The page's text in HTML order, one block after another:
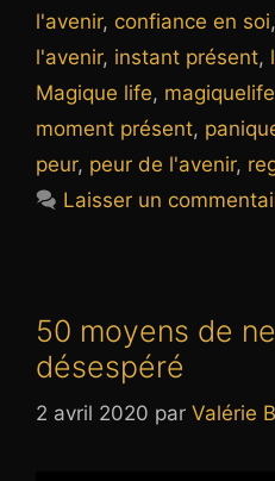
l'avenir, confiance en soi,
l'avenir, instant présent,
Magique life, magiquelife
moment présent,
peur, peur de l'avenir,
Laisser un
50 moyens de
désespéré
2 avril 2020 par Valérie